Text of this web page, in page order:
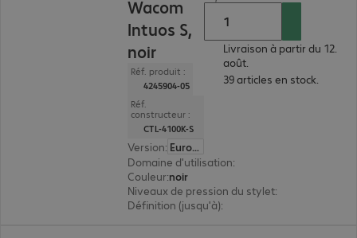
Wacom
Intuos S,
noir
Réf. produit :
4245904-05
Réf.
constructeur :
CTL-4100K-S
Version:
Europe
Domaine d'utilisation:
Couleur:noir
Niveaux de pression du stylet:
Définition (jusqu'à):
Livraison à partir du 12.
août.
39 articles en stock.